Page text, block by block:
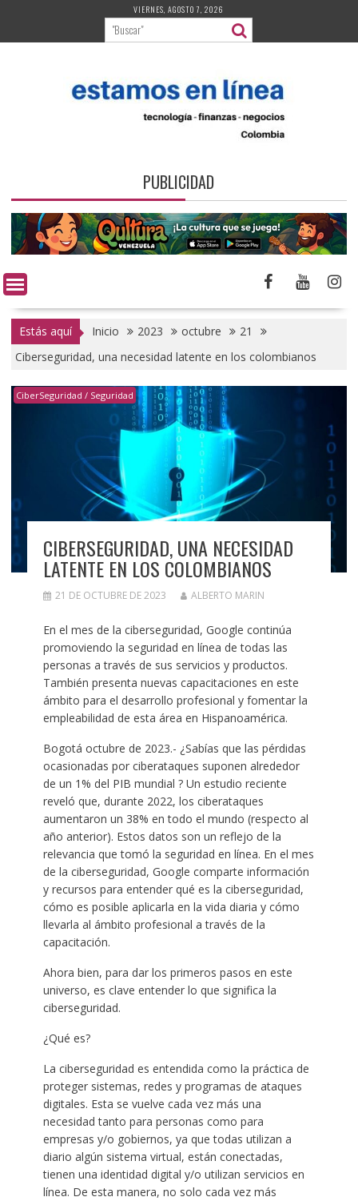
contenido
VIERNES, AGOSTO 7, 2026
PUBLICIDAD
Estás aquí Inicio 2023 octubre
21
Ciberseguridad, una necesidad latente en los colombianos
CiberSeguridad / Seguridad
CIBERSEGURIDAD, UNA NECESIDAD
LATENTE EN LOS COLOMBIANOS
21 DE OCTUBRE DE 2023 ALBERTO MARIN
En el mes de la ciberseguridad, Google continúa
promoviendo la seguridad en línea de todas las
personas a través de sus servicios y productos.
También presenta nuevas capacitaciones en este
ámbito para el desarrollo profesional y fomentar la
empleabilidad de esta área en Hispanoamérica.
Bogotá octubre de 2023.- ¿Sabías que las pérdidas
ocasionadas por ciberataques suponen alrededor
de un 1% del PIB mundial ? Un estudio reciente
reveló que, durante 2022, los ciberataques
aumentaron un 38% en todo el mundo (respecto al
año anterior). Estos datos son un reflejo de la
relevancia que tomó la seguridad en línea. En el mes
de la ciberseguridad, Google comparte información
y recursos para entender qué es la ciberseguridad,
cómo es posible aplicarla en la vida diaria y cómo
llevarla al ámbito profesional a través de la
capacitación.
Ahora bien, para dar los primeros pasos en este
universo, es clave entender lo que significa la
ciberseguridad.
¿Qué es?
La ciberseguridad es entendida como la práctica de
proteger sistemas, redes y programas de ataques
digitales. Esta se vuelve cada vez más una
necesidad tanto para personas como para
empresas y/o gobiernos, ya que todas utilizan a
diario algún sistema virtual, están conectadas,
tienen una identidad digital y/o utilizan servicios en
línea. De esta manera, no solo cada vez más